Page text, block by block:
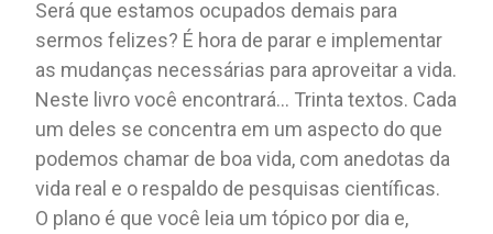
Será que estamos ocupados demais para
sermos felizes? É hora de parar e implementar
as mudanças necessárias para aproveitar a vida.
Neste livro você encontrará... Trinta textos. Cada
um deles se concentra em um aspecto do que
podemos chamar de boa vida, com anedotas da
vida real e o respaldo de pesquisas científicas.
O plano é que você leia um tópico por dia e,